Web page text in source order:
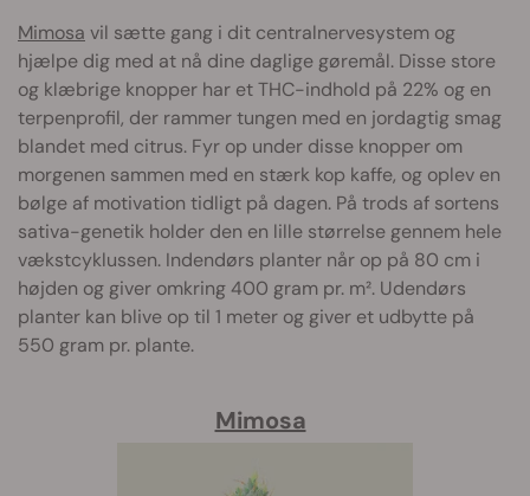
Mimosa vil sætte gang i dit centralnervesystem og
hjælpe dig med at nå dine daglige gøremål. Disse store
og klæbrige knopper har et THC-indhold på 22% og en
terpenprofil, der rammer tungen med en jordagtig smag
blandet med citrus. Fyr op under disse knopper om
morgenen sammen med en stærk kop kaffe, og oplev en
bølge af motivation tidligt på dagen. På trods af sortens
sativa-genetik holder den en lille størrelse gennem hele
vækstcyklussen. Indendørs planter når op på 80 cm i
højden og giver omkring 400 gram pr. m². Udendørs
planter kan blive op til 1 meter og giver et udbytte på
550 gram pr. plante.
Mimosa